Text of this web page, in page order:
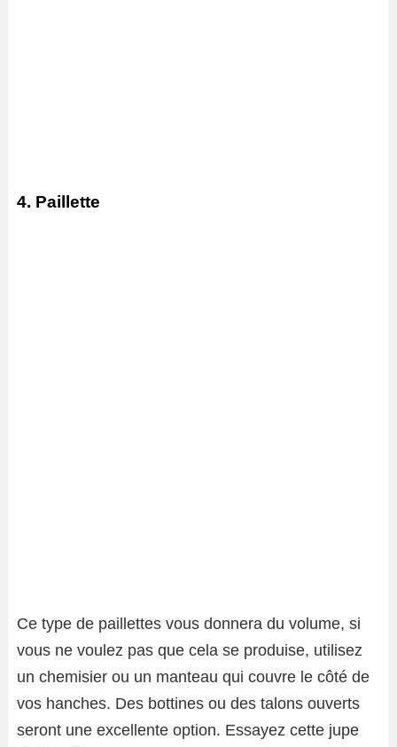
4. Paillette
Ce type de paillettes vous donnera du volume, si
vous ne voulez pas que cela se produise, utilisez
un chemisier ou un manteau qui couvre le côté de
vos hanches. Des bottines ou des talons ouverts
seront une excellente option. Essayez cette jupe